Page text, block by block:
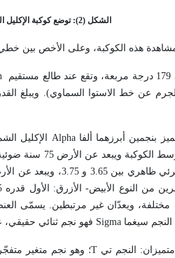
الشكل (2): توضع كوكبة الإكليل الشمالي بالنسبة إلى كوكبات العوّا والجاثي والحيّة
هذه الكوكبة، وعلى الأخص بين خطي العرض
بنجمين أبرزهما ألفاAlpha الإكليل
ضوئية. ومن نجوم هذه الكوكبة أيضاً النجم زيتا
ويعدّان غير مرتبطين. يسمّى
Sigma فهو نجم ثنائي حقيقي،
النجم تي T؛ وهو نجم متغير